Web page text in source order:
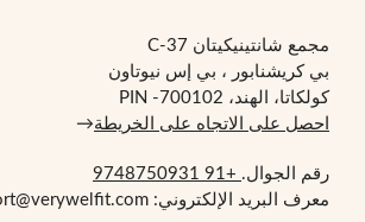
مجمع شانتينيكيتان C-37
بي كريشنابور ، بي إس نيوتاون
كولكاتا، الهند، PIN -700102
احصل على الاتجاه على الخريطة→
رقم الجوال. +91 9748750931
معرف البريد الإلكتروني: support@verywelfit.com